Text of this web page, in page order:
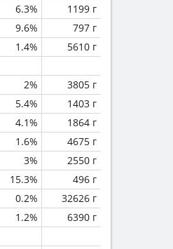
6.3%
1199 г
9.6%
797 г
1.4% 5610 г
2%
3805 г
5.4%
1403 г
4.1%
1864 г
1.6%
4675 г
3%
2550 г
15.3%
496 г
0.2%
32626 г
1.2% 6390 г